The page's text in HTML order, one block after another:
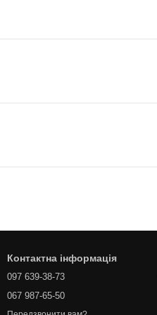
Контактна інформація
097 639-38-73
067 987-65-50